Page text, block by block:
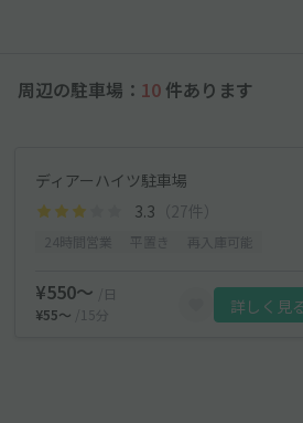
周辺の駐車場： 10 件あります
ディアーハイツ駐車場
3.3 （27件）
¥550〜
/日
¥55〜
/15分 詳しく見